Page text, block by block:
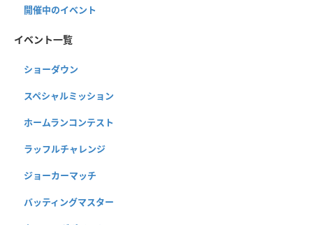
開催中のイベント
イベント一覧
ショーダウン
スペシャルミッション
ホームランコンテスト
ラッフルチャレンジ
ジョーカーマッチ
バッティングマスター